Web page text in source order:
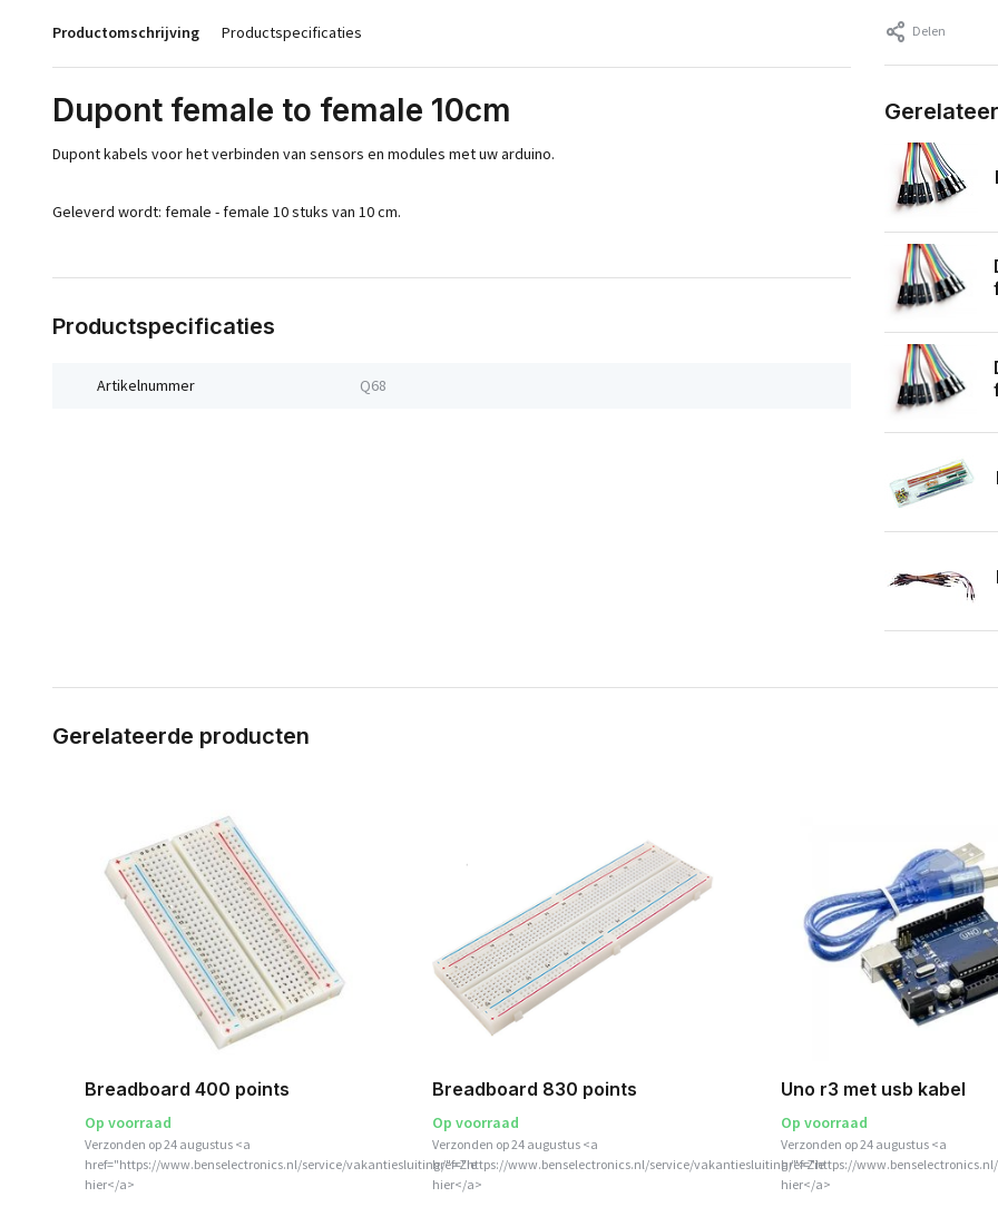
Productomschrijving Productspecificaties
Dupont female to female 10cm
Dupont kabels voor het verbinden van sensors en modules met uw arduino.
Geleverd wordt: female - female 10 stuks van 10 cm.
Productspecificaties
Artikelnummer Q68
Delen
Gerelateerde producten
Breadboard 400 points
Op voorraad
Verzonden op 24 augustus <a
href="https://www.benselectronics.nl/service/vakantiesluiting/">Zie
hier</a>
Breadboard 830 points
Op voorraad
Verzonden op 24 augustus <a
href="https://www.benselectronics.nl/service/vakantiesluiting/">Zie
hier</a>
Uno r3 met usb kabel
Op voorraad
Verzonden op 24 augustus <a
href="https://
hier</a>